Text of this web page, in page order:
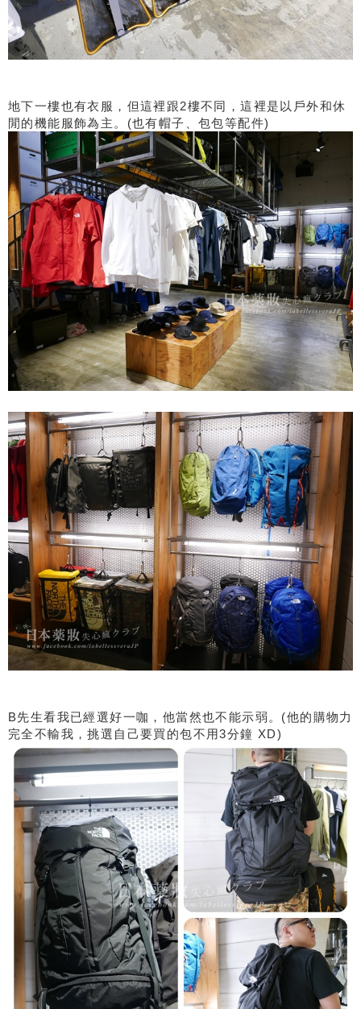
地下一樓也有衣服，但這裡跟2樓不同，這裡是以戶外和休
閒的機能服飾為主。(也有帽子、包包等配件)
B先生看我已經選好一咖，他當然也不能示弱。(他的購物力
完全不輸我，挑選自己要買的包不用3分鐘 XD)